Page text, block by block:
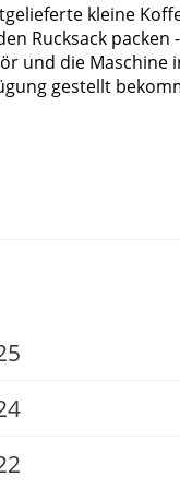
kleine
Rucksack
und die Maschine
gestellt
mit Joe
Suttinger in